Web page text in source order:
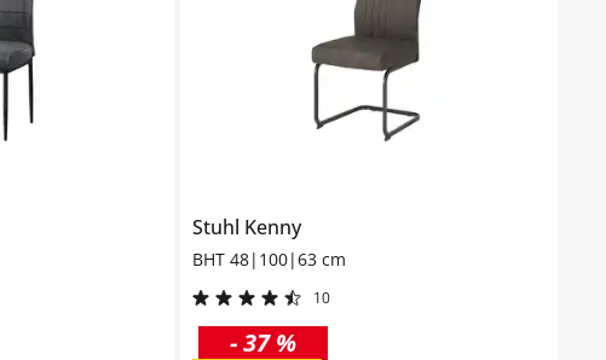
Stuhl Kenny
BHT 48|100|63 cm
10
- 37 %